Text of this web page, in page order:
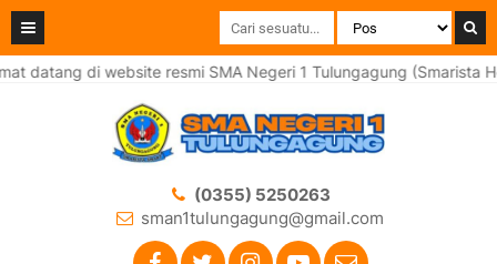
datang di website resmi SMA Negeri 1 Tulungagung (Smarista
(0355) 5250263
sman1tulungagung@gmail.com